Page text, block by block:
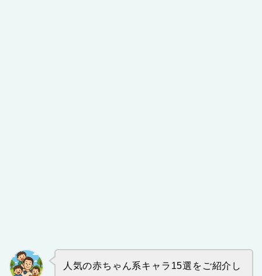
人気の赤ちゃん系キャラ15選をご紹介し